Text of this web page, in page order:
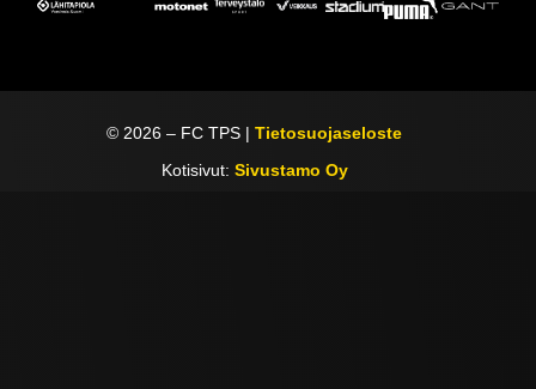
©2026 – FC TPS |Tietosuojaseloste
Kotisivut: Sivustamo Oy